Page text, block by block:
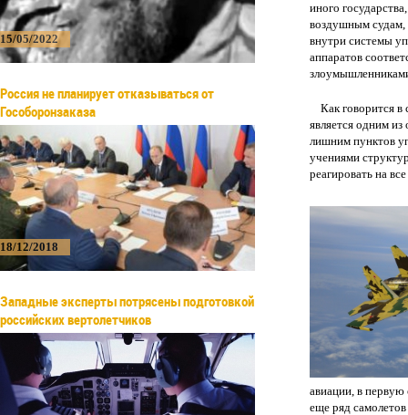
15/05/2022
Россия не планирует отказываться от
Гособоронзаказа
18/12/2018
Западные эксперты потрясены подготовкой
российских вертолетчиков
иного
воздушным судам,
внутри системы
аппаратов
Как говорится в
является одним
лишним пунктов
учениями
реагировать на
авиации, в первую
еще ряд